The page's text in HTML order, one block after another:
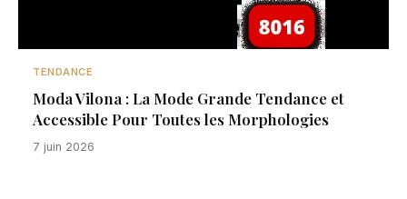
TENDANCE
Moda Vilona : La Mode Grande Tendance et
Accessible Pour Toutes les Morphologies
7 juin 2026